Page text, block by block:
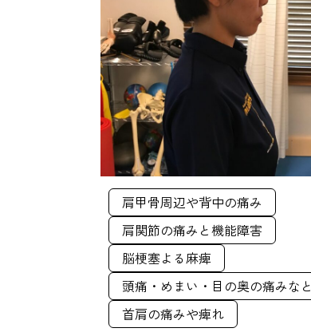
肩甲骨周辺や背中の痛み
肩関節の痛みと機能障害
脳梗塞よる麻痺
頭痛・めまい・目の奥の痛みなと
首肩の痛みや痺れ